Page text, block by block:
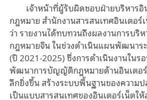
เจ้าหน้าที่ผู้รับผิดชอบฝ่ายบริหารอิ
กฎหมาย สำนักงานสารสนเทศอินเตอร์
ว่า รายงานได้ทบทวนถึงผลงานการบริ
กฎหมายจีน ในช่วงดำเนินแผนพัฒนาร
(ปี 2021-2025) ซึ่งการดำเนินงานในร
พัฒนาการบัญญัติกฎหมายด้านอินเตอ
ลึกยิ่งขึ้น สร้างระบบพื้นฐานของความ
เป็นแบบสารสนเทศของอินเตอร์เน็ต